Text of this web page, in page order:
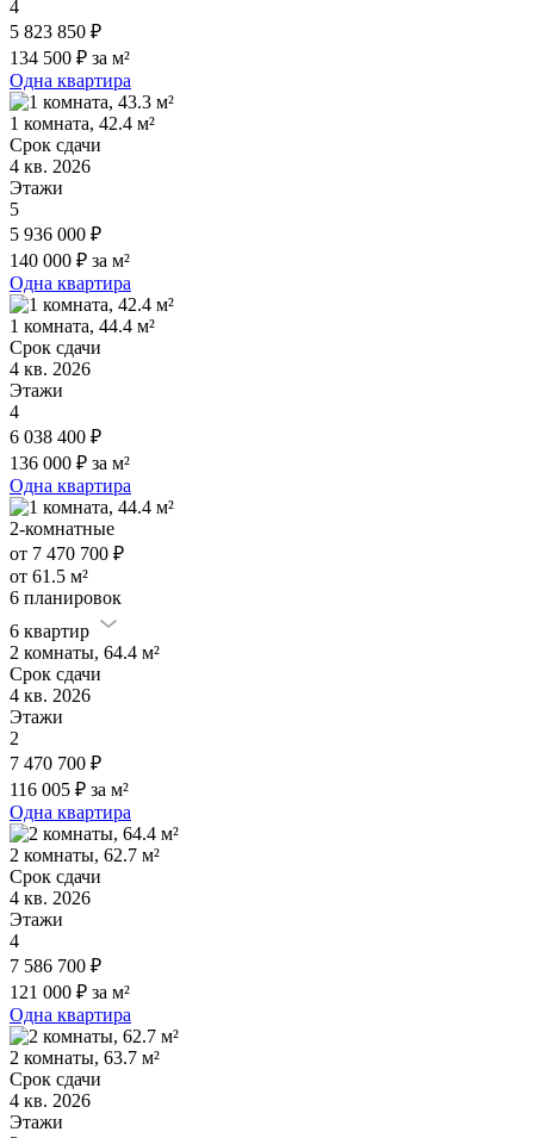
4
5 823 850 ₽
134 500 ₽ за м²
Одна квартира
1 комната, 42.4 м²
Срок сдачи
4 кв. 2026
Этажи
5
5 936 000 ₽
140 000 ₽ за м²
Одна квартира
1 комната, 44.4 м²
Срок сдачи
4 кв. 2026
Этажи
4
6 038 400 ₽
136 000 ₽ за м²
Одна квартира
2-комнатные
от 7 470 700 ₽
от 61.5 м²
6 планировок
6 квартир
2 комнаты, 64.4 м²
Срок сдачи
4 кв. 2026
Этажи
2
7 470 700 ₽
116 005 ₽ за м²
Одна квартира
2 комнаты, 62.7 м²
Срок сдачи
4 кв. 2026
Этажи
4
7 586 700 ₽
121 000 ₽ за м²
Одна квартира
2 комнаты, 63.7 м²
Срок сдачи
4 кв. 2026
Этажи